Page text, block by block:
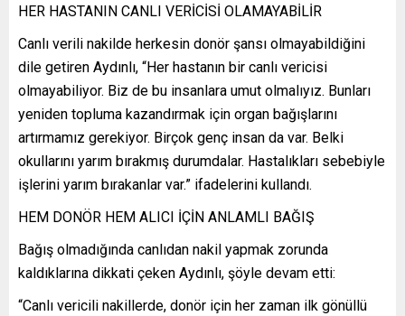
HER HASTANIN CANLI VERİCİSİ OLAMAYABİLİR
Canlı verili nakilde herkesin donör şansı olmayabildiğini
dile getiren Aydınlı, “Her hastanın bir canlı vericisi
olmayabiliyor. Biz de bu insanlara umut olmalıyız. Bunları
yeniden topluma kazandırmak için organ bağışlarını
artırmamız gerekiyor. Birçok genç insan da var. Belki
okullarını yarım bırakmış durumdalar. Hastalıkları sebebiyle
işlerini yarım bırakanlar var.” ifadelerini kullandı.
HEM DONÖR HEM ALICI İÇİN ANLAMLI BAĞIŞ
Bağış olmadığında canlıdan nakil yapmak zorunda
kaldıklarına dikkati çeken Aydınlı, şöyle devam etti:
“Canlı vericili nakillerde, donör için her zaman ilk gönüllü